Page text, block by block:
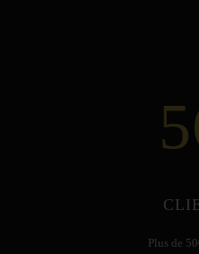
Plus de